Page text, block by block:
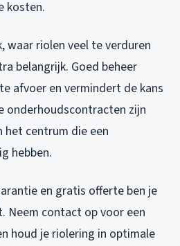
kosten.
waar riolen veel te verduren
belangrijk. Goed beheer
afvoer en vermindert de kans
onderhoudscontracten zijn
het centrum die een
hebben.
en gratis offerte ben je
Neem contact op voor een
houd je riolering in optimale